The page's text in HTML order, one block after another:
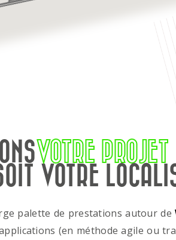
VOTRE PROJET
VOTRE
palette de prestations autour de
(en méthode agile ou